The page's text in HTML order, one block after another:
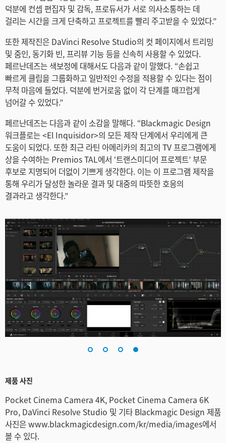
덕분에 컨셉 편집자 및 감독, 프로듀서가 서로 의사소통하는 데
걸리는 시간을 크게 단축하고 프로젝트를 빨리 주고받을 수 있었다.”
또한 제작진은 DaVinci Resolve Studio의 컷 페이지에서 트리밍
및 줌인, 동기화 빈, 프리뷰 기능 등을 신속히 사용할 수 있었다.
페르난데즈는 색보정에 대해서도 다음과 같이 말했다. “손쉽고
빠르게 클립을 그룹화하고 일반적인 수정을 적용할 수 있다는 점이
무척 마음에 들었다. 덕분에 번거로움 없이 각 단계를 매끄럽게
넘어갈 수 있었다.”
페르난데즈는 다음과 같이 소감을 말해다. “Blackmagic Design
워크플로는 <El Inquisidor>의 모든 제작 단계에서 우리에게 큰
도움이 되었다. 또한 최근 라틴 아메리카의 최고의 TV 프로그램에게
상을 수여하는 Premios TAL에서 ‘트랜스미디어 프로젝트’ 부문
후보로 지명되어 더없이 기쁘게 생각한다. 이는 이 프로그램 제작을
통해 우리가 달성한 놀라운 결과 및 대중의 따뜻한 호응의
결과라고 생각한다.”
제품 사진
Pocket Cinema Camera 4K, Pocket Cinema Camera 6K
Pro, DaVinci Resolve Studio 및 기타 Blackmagic Design 제품
사진은 www.blackmagicdesign.com/kr/media/images에서
볼 수 있다.